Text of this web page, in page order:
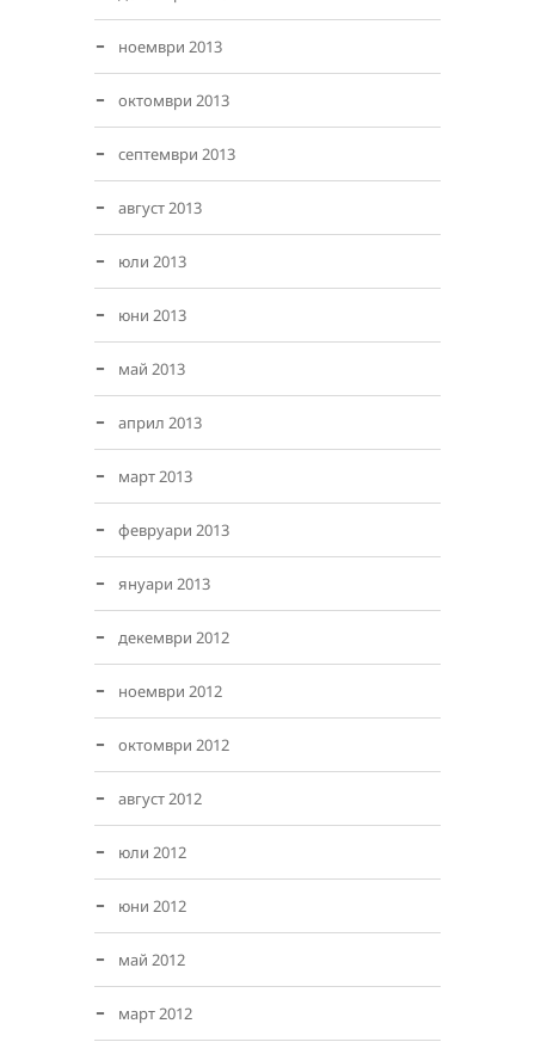
ноември 2013
октомври 2013
септември 2013
август 2013
юли 2013
юни 2013
май 2013
април 2013
март 2013
февруари 2013
януари 2013
декември 2012
ноември 2012
октомври 2012
август 2012
юли 2012
юни 2012
май 2012
март 2012